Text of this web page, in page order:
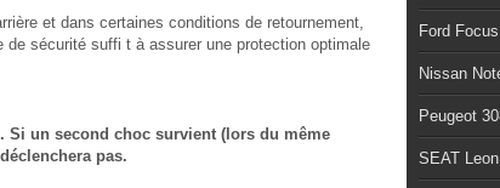
et dans certaines conditions de retournement,
sécurité suffi t à assurer une protection optimale
Si un second choc survient (lors du même
pas.
Ford Focus
Nissan
Peugeot
SEAT Leon